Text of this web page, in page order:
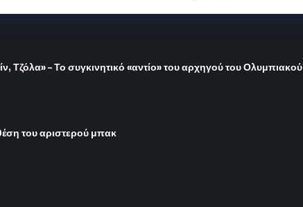
Τζόλα» – Το συγκινητικό «αντίο» του αρχηγού του Ολυμπιακού
του αριστερού μπακ